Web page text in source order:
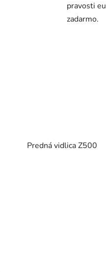
pravosti
zadarmo.
Predná vidlica Z500